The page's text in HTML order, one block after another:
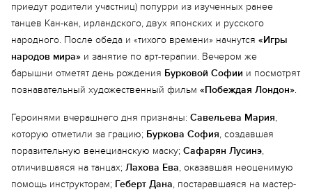
Еще 4 фото
приедут родители участниц) попурри из изученных ранее
танцев Кан-кан, ирландского, двух японских и русского
народного. После обеда и «тихого времени» начнутся «Игры
народов мира» и занятие по арт-терапии. Вечером же
барышни отметят день рождения Бурковой Софии и посмотрят
познавательный художественный фильм «Побеждая Лондон».
Героинями вчерашнего дня признаны: Савельева Мария,
которую отметили за грацию; Буркова София, создавшая
поразительную венецианскую маску; Сафарян Лусинэ,
отличившаяся на танцах; Лахова Ева, оказавшая неоценимую
помощь инструкторам; Геберт Дана, постаравшаяся на мастер-